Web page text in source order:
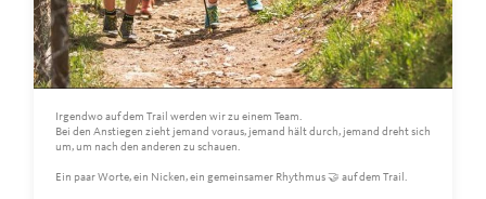
Irgendwo auf dem Trail werden wir zu einem Team.
Bei den Anstiegen zieht jemand voraus, jemand hält durch, jemand dreht sich
um, um nach den anderen zu schauen.
Ein paar Worte, ein Nicken, ein gemeinsamer Rhythmus 🤝 auf dem Trail.